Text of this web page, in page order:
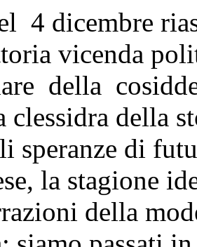
dicembre
vicenda
della
clessidra della
speranze di
la stagione
della